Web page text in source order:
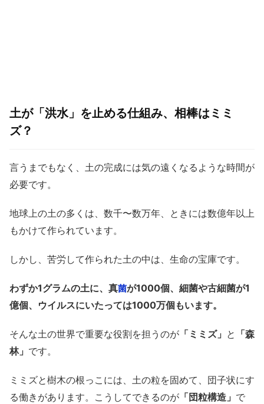
土が「洪水」を止める仕組み、相棒はミミ
ズ？
言うまでもなく、土の完成には気の遠くなるような時間が
必要です。
地球上の土の多くは、数千〜数万年、ときには数億年以上
もかけて作られています。
しかし、苦労して作られた土の中は、生命の宝庫です。
わずか1グラムの土に、真菌が1000個、細菌や古細菌が1
億個、ウイルスにいたっては1000万個もいます。
そんな土の世界で重要な役割を担うのが 「ミミズ」 と 「森
林」 です。
ミミズと樹木の根っこには、土の粒を固めて、団子状にす
る働きがあります。こうしてできるのが 「団粒構造」 で